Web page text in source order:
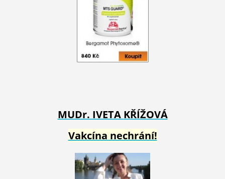
MUDr. IVETA KŘÍŽOVÁ
Vakcína nechrání!